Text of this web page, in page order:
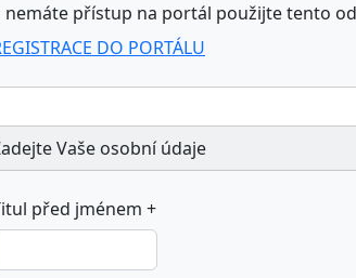
nemáte přístup na portál použijte tento
DO PORTÁLU
Vaše osobní údaje
před jménem +